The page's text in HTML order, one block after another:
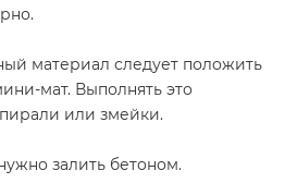
материал следует положить
мат. Выполнять это
или змейки.
залить бетоном.